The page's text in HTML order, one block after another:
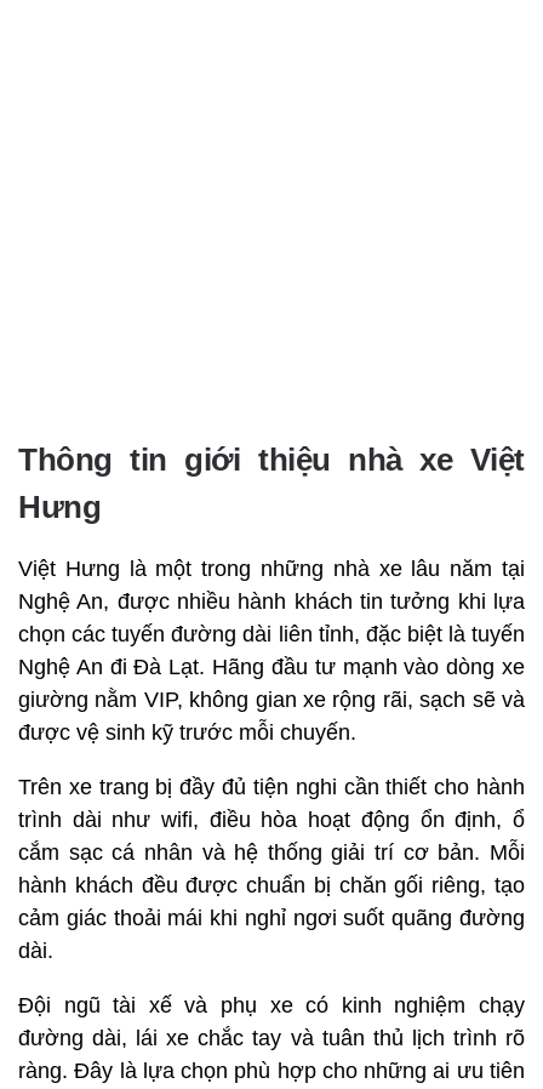
Thông tin giới thiệu nhà xe Việt
Hưng
Việt Hưng là một trong những nhà xe lâu năm tại
Nghệ An, được nhiều hành khách tin tưởng khi lựa
chọn các tuyến đường dài liên tỉnh, đặc biệt là tuyến
Nghệ An đi Đà Lạt. Hãng đầu tư mạnh vào dòng xe
giường nằm VIP, không gian xe rộng rãi, sạch sẽ và
được vệ sinh kỹ trước mỗi chuyến.
Trên xe trang bị đầy đủ tiện nghi cần thiết cho hành
trình dài như wifi, điều hòa hoạt động ổn định, ổ
cắm sạc cá nhân và hệ thống giải trí cơ bản. Mỗi
hành khách đều được chuẩn bị chăn gối riêng, tạo
cảm giác thoải mái khi nghỉ ngơi suốt quãng đường
dài.
Đội ngũ tài xế và phụ xe có kinh nghiệm chạy
đường dài, lái xe chắc tay và tuân thủ lịch trình rõ
ràng. Đây là lựa chọn phù hợp cho những ai ưu tiên